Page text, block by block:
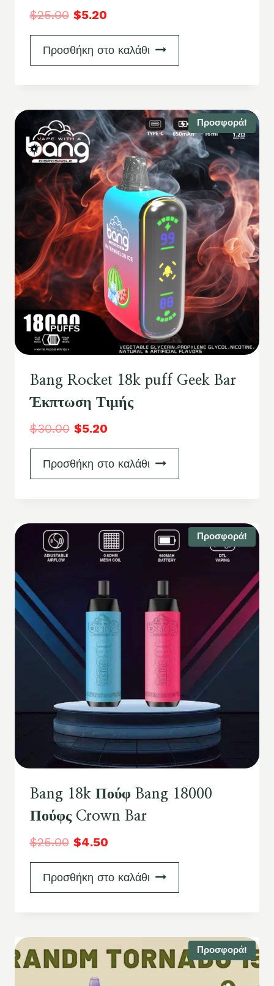
$25.00 $5.20
Προσθήκη στο καλάθι
Προσφορά!
Bang Rocket 18k puff Geek Bar
Έκπτωση Τιμής
$30.00 $5.20
Προσθήκη στο καλάθι
Προσφορά!
Bang 18k Πούφ Bang 18000
Πούφς Crown Bar
$25.00 $4.50
Προσθήκη στο καλάθι
Προσφορά!